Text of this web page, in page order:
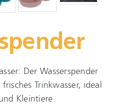
Der Wasserspender
Trinkwasser, ideal
Kleintiere.